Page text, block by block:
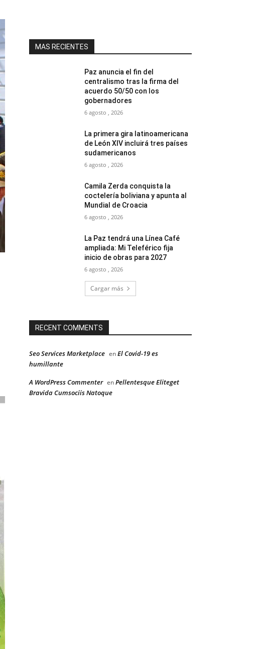
MAS RECIENTES
Paz anuncia el fin del
centralismo tras la firma del
acuerdo 50/50 con los
gobernadores
6 agosto , 2026
La primera gira latinoamericana
de León XIV incluirá tres países
sudamericanos
6 agosto , 2026
Camila Zerda conquista la
coctelería boliviana y apunta al
Mundial de Croacia
6 agosto , 2026
La Paz tendrá una Línea Café
ampliada: Mi Teleférico fija
inicio de obras para 2027
6 agosto , 2026
Cargar más
RECENT COMMENTS
Seo Services Marketplace enEl Covid-19 es
humillante
A WordPress Commenter enPellentesque Eliteget
Bravida Cumsociis Natoque